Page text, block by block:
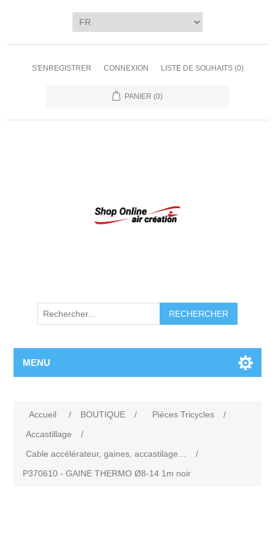
S'ENREGISTRER CONNEXION LISTE DE SOUHAITS (0)
PANIER (0)
RECHERCHER
MENU
Accueil / BOUTIQUE / Pièces Tricycles
/
Accastillage
/
Cable accélérateur, gaines, accastilage…
/
P370610 - GAINE THERMO Ø8-14 1m noir